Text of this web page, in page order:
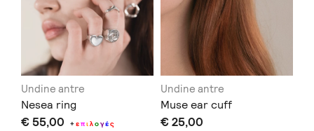
Undine antre
Nesea ring
€ 55,00 +επιλογές
Undine antre
Muse ear cuff
€ 25,00